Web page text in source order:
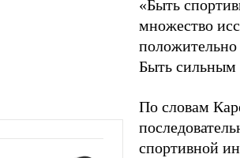
«Быть
множество
положительно
Быть сильным
По словам
спортивной